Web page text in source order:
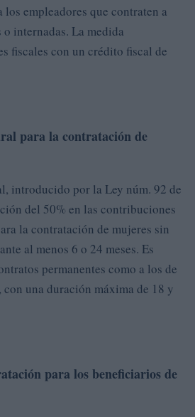
empleadores que contraten a
o internadas. La medida
fiscales con un crédito fiscal de
para la contratación de
introducido por la Ley núm. 92 de
del 50% en las contribuciones
la contratación de mujeres sin
al menos 6 o 24 meses. Es
permanentes como a los de
una duración máxima de 18 y
para los beneficiarios de